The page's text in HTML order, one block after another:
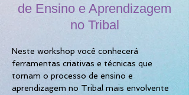
de Ensino e Aprendizagem
no Tribal
Neste workshop você conhecerá
ferramentas criativas e técnicas que
tornam o processo de ensino e
aprendizagem no Tribal mais envolvente